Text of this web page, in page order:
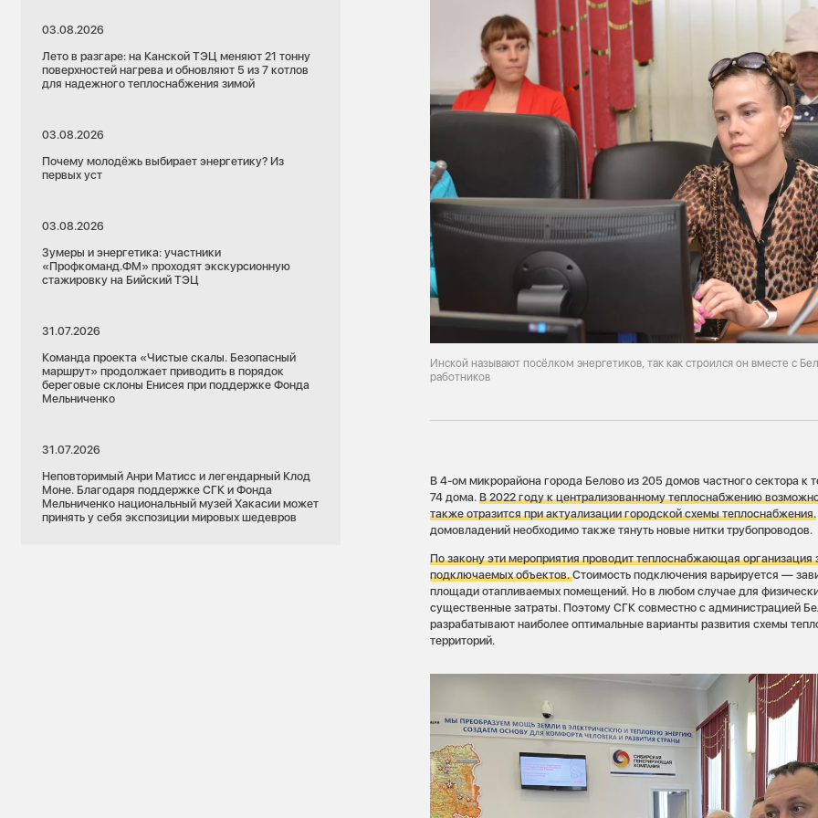
03.08.2026
Лето в разгаре: на Канской ТЭЦ меняют 21 тонну
поверхностей нагрева и обновляют 5 из 7 котлов
для надежного теплоснабжения зимой
03.08.2026
Почему молодёжь выбирает энергетику? Из
первых уст
03.08.2026
Зумеры и энергетика: участники
«Профкоманд.ФМ» проходят экскурсионную
стажировку на Бийский ТЭЦ
31.07.2026
Команда проекта «Чистые скалы. Безопасный
маршрут» продолжает приводить в порядок
береговые склоны Енисея при поддержке Фонда
Мельниченко
31.07.2026
Неповторимый Анри Матисс и легендарный Клод
Моне. Благодаря поддержке СГК и Фонда
Мельниченко национальный музей Хакасии может
принять у себя экспозиции мировых шедевров
Инской называют посёлком энергетиков, так как строился он вместе с
работников
В 4-ом микрорайона города Белово из 205 домов частного сектора
74 дома.В 2022 году к централизованному теплоснабжению
также отразится при актуализации городской схемы теплоснабжения.
домовладений необходимо также тянуть новые нитки трубопроводов.
По закону эти мероприятия проводит теплоснабжающая организация
подключаемых объектов.Стоимость подключения варьируется —
площади отапливаемых помещений. Но в любом случае для
существенные затраты. Поэтому СГК совместно с администрацией
разрабатывают наиболее оптимальные варианты развития схемы
территорий.